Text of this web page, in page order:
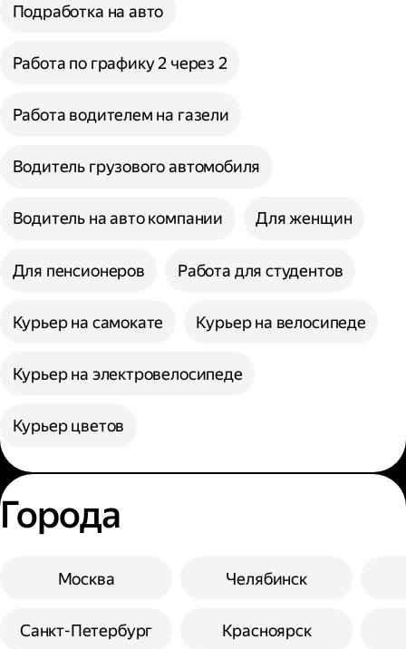
Подработка на авто
Работа по графику 2 через 2
Работа водителем на газели
Водитель грузового автомобиля
Водитель на авто компании Для женщин
Для пенсионеров Работа для студентов
Курьер на самокате Курьер на велосипеде
Курьер на электровелосипеде
Курьер цветов
Города
Москва
Санкт-Петербург
Челябинск
Красноярск